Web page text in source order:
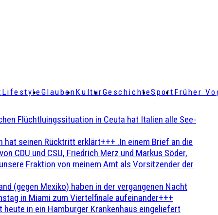
LifestyleGlaubenKulturGeschichteSport Früher
Flüchtluingssituation in Ceuta hat Italien alle See-
hat seinen Rücktritt erklärt+++ .In einem Brief an die
CDU und CSU, Friedrich Merz und Markus Söder,
Fraktion von meinem Amt als Vorsitzender der
(gegen Mexiko) haben in der vergangenen Nacht
in Miami zum Viertelfinale aufeinander+++
in ein Hamburger Krankenhaus eingeliefert